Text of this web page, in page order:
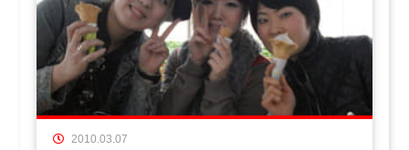
2010.03.07